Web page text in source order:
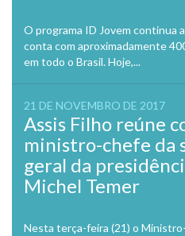
O programa ID Jovem continua
conta com aproximadamente
em todo o Brasil. Hoje,...
21 DE NOVEMBRO DE 2017
Assis Filho reúne
ministro-chefe da
geral da
Michel Temer
Nesta terça-feira (21) o